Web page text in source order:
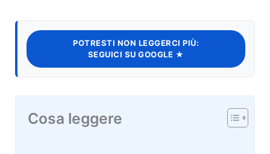
POTRESTI NON LEGGERCI PIÙ:
SEGUICI SU GOOGLE ★
Cosa leggere